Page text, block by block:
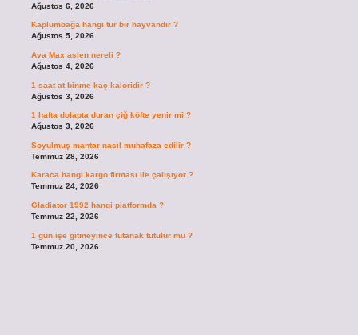
Ağustos 6, 2026
Kaplumbağa hangi tür bir hayvandır ?
Ağustos 5, 2026
Ava Max aslen nereli ?
Ağustos 4, 2026
1 saat at binme kaç kaloridir ?
Ağustos 3, 2026
1 hafta dolapta duran çiğ köfte yenir mi ?
Ağustos 3, 2026
Soyulmuş mantar nasıl muhafaza edilir ?
Temmuz 28, 2026
Karaca hangi kargo firması ile çalışıyor ?
Temmuz 24, 2026
Gladiator 1992 hangi platformda ?
Temmuz 22, 2026
1 gün işe gitmeyince tutanak tutulur mu ?
Temmuz 20, 2026